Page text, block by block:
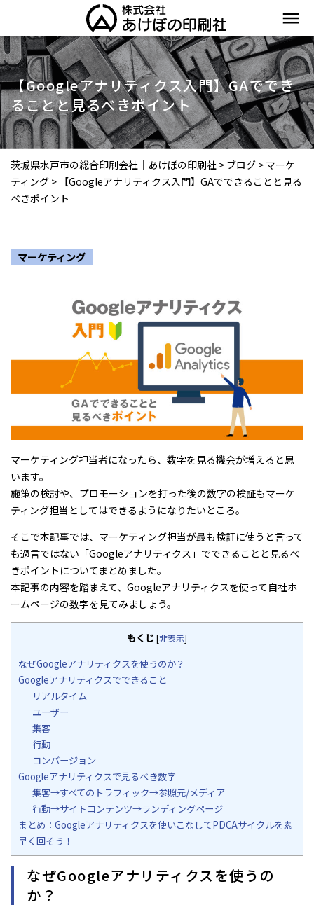
menu
【Googleアナリティクス入門】GAででき
ることと見るべきポイント
茨城県水戸市の総合印刷会社｜あけぼの印刷社 > ブログ > マーケ
ティング > 【Googleアナリティクス入門】GAでできることと見る
べきポイント
マーケティング
マーケティング担当者になったら、数字を見る機会が増えると思
います。
施策の検討や、プロモーションを打った後の数字の検証もマーケ
ティング担当としてはできるようになりたいところ。
そこで本記事では、マーケティング担当が最も検証に使うと言って
も過言ではない「Googleアナリティクス」でできることと見るべ
きポイントについてまとめました。
本記事の内容を踏まえて、Googleアナリティクスを使って自社ホ
ームページの数字を見てみましょう。
もくじ[非表示]
なぜGoogleアナリティクスを使うのか？
Googleアナリティクスでできること
リアルタイム
ユーザー
集客
行動
コンバージョン
Googleアナリティクスで見るべき数字
集客→すべてのトラフィック→参照元/メディア
行動→サイトコンテンツ→ランディングページ
まとめ：Googleアナリティクスを使いこなしてPDCAサイクルを素
早く回そう！
なぜGoogleアナリティクスを使うの
か？